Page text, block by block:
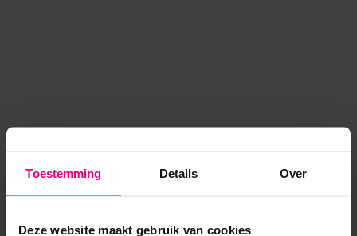
Toestemming Details Over
Deze website maakt gebruik van cookies